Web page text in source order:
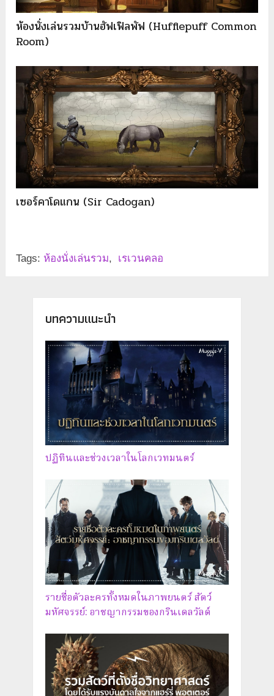
ห้องนั่งเล่นรวมบ้านฮัฟเฟิลพัฟ (Hufflepuff Common
Room)
เซอร์คาโดแกน (Sir Cadogan)
Tags: ห้องนั่งเล่นรวม, เรเวนคลอ
บทความแนะนำ
ปฏิทินและช่วงเวลาในโลกเวทมนตร์
รายชื่อตัวละครทั้งหมดในภาพยนตร์ สัตว์
มหัศจรรย์: อาชญากรรมของกรินเดลวัลด์